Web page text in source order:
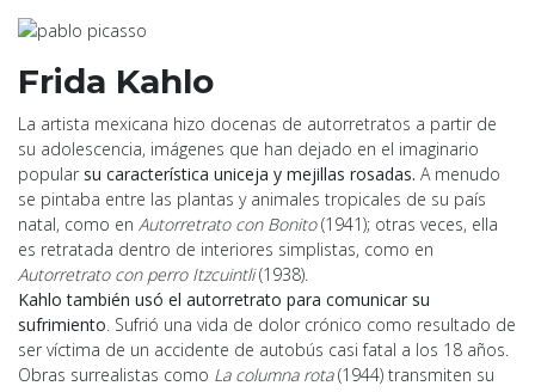
Frida Kahlo
La artista mexicana hizo docenas de autorretratos a partir de
su adolescencia, imágenes que han dejado en el imaginario
popular su característica uniceja y mejillas rosadas. A menudo
se pintaba entre las plantas y animales tropicales de su país
natal, como en Autorretrato con Bonito(1941); otras veces, ella
es retratada dentro de interiores simplistas, como en
Autorretrato con perro Itzcuintli(1938).
Kahlo también usó el autorretrato para comunicar su
sufrimiento. Sufrió una vida de dolor crónico como resultado de
ser víctima de un accidente de autobús casi fatal a los 18 años.
Obras surrealistas como La columna rota(1944) transmiten su